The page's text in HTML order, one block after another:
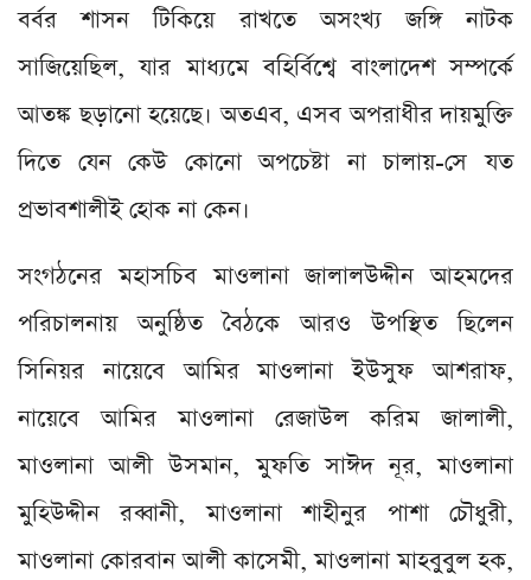
বর্বর শাসন টিকিয়ে রাখতে অসংখ্য জঙ্গি নাটক
সাজিয়েছিল, যার মাধ্যমে বহির্বিশ্বে বাংলাদেশ সম্পর্কে
আতঙ্ক ছড়ানো হয়েছে। অতএব, এসব অপরাধীর দায়মুক্তি
দিতে যেন কেউ কোনো অপচেষ্টা না চালায়-সে যত
প্রভাবশালীই হোক না কেন।
সংগঠনের মহাসচিব মাওলানা জালালউদ্দীন আহমদের
পরিচালনায় অনুষ্ঠিত বৈঠকে আরও উপস্থিত ছিলেন
সিনিয়র নায়েবে আমির মাওলানা ইউসুফ আশরাফ,
নায়েবে আমির মাওলানা রেজাউল করিম জালালী,
মাওলানা আলী উসমান, মুফতি সাঈদ নূর, মাওলানা
মুহিউদ্দীন রব্বানী, মাওলানা শাহীনুর পাশা চৌধুরী,
মাওলানা কোরবান আলী কাসেমী, মাওলানা মাহবুবুল হক,